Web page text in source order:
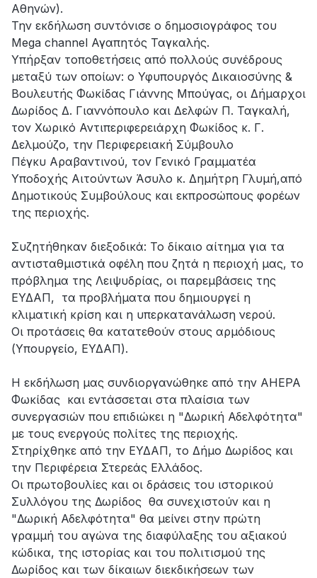
Αθηνών).
Την εκδήλωση συντόνισε ο δημοσιογράφος του
Mega channel Αγαπητός Ταγκαλής.
Υπήρξαν τοποθετήσεις από πολλούς συνέδρους
μεταξύ των οποίων: ο Υφυπουργός Δικαιοσύνης &
Βουλευτής Φωκίδας Γιάννης Μπούγας, οι Δήμαρχοι
Δωρίδος Δ. Γιαννόπουλο και Δελφών Π. Ταγκαλή,
τον Χωρικό Αντιπεριφερειάρχη Φωκίδος κ. Γ.
Δελμούζο, την Περιφερειακή Σύμβουλο
Πέγκυ Αραβαντινού, τον Γενικό Γραμματέα
Υποδοχής Αιτούντων Άσυλο κ. Δημήτρη Γλυμή,από
Δημοτικούς Συμβούλους και εκπροσώπους φορέων
της περιοχής.
Συζητήθηκαν διεξοδικά: Το δίκαιο αίτημα για τα
αντισταθμιστικά οφέλη που ζητά η περιοχή μας, το
πρόβλημα της Λειψυδρίας, οι παρεμβάσεις της
ΕΥΔΑΠ, τα προβλήματα που δημιουργεί η
κλιματική κρίση και η υπερκατανάλωση νερού.
Οι προτάσεις θα κατατεθούν στους αρμόδιους
(Υπουργείο, ΕΥΔΑΠ).
Η εκδήλωση μας συνδιοργανώθηκε από την AHEPA
Φωκίδας και εντάσσεται στα πλαίσια των
συνεργασιών που επιδιώκει η "Δωρική Αδελφότητα"
με τους ενεργούς πολίτες της περιοχής.
Στηρίχθηκε από την ΕΥΔΑΠ, το Δήμο Δωρίδος και
την Περιφέρεια Στερεάς Ελλάδος.
Οι πρωτοβουλίες και οι δράσεις του ιστορικού
Συλλόγου της Δωρίδος θα συνεχιστούν και η
"Δωρική Αδελφότητα" θα μείνει στην πρώτη
γραμμή του αγώνα της διαφύλαξης του αξιακού
κώδικα, της ιστορίας και του πολιτισμού της
Δωρίδος και των δίκαιων διεκδικήσεων των